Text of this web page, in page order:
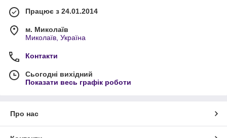
Працює з 24.01.2014
м. Миколаїв
Миколаїв, Україна
Контакти
Сьогодні вихідний
Показати весь графік роботи
Про нас